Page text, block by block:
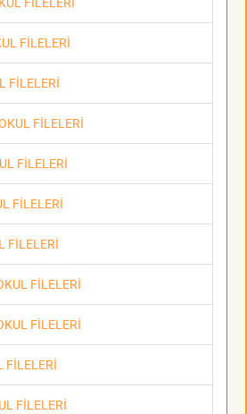
FİLELERİ
FİLELERİ
FİLELERİ
FİLELERİ
FİLELERİ
FİLELERİ
FİLELERİ
FİLELERİ
FİLELERİ
FİLELERİ